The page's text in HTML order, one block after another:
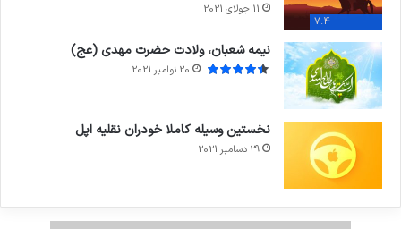
7.4
11 جولای 2021
نیمه شعبان، ولادت حضرت مهدی (عج)
20 نوامبر 2021
نخستین وسیله کاملا خودران نقلیه اپل
29 دسامبر 2021